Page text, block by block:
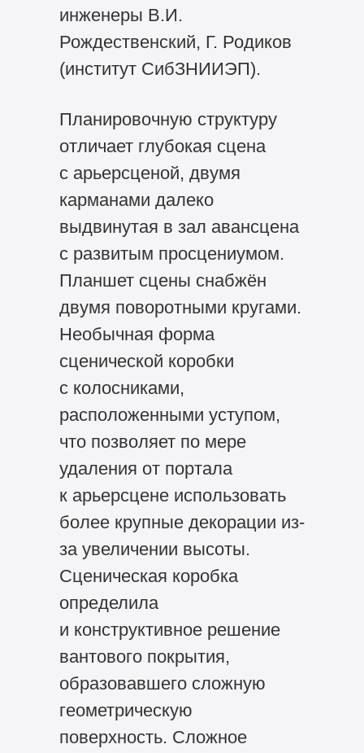
инженеры В.И.
Рождественский, Г. Родиков
(институт СибЗНИИЭП).
Планировочную структуру
отличает глубокая сцена
с арьерсценой, двумя
карманами далеко
выдвинутая в зал авансцена
с развитым просцениумом.
Планшет сцены снабжён
двумя поворотными кругами.
Необычная форма
сценической коробки
с колосниками,
расположенными уступом,
что позволяет по мере
удаления от портала
к арьерсцене использовать
более крупные декорации из-
за увеличении высоты.
Сценическая коробка
определила
и конструктивное решение
вантового покрытия,
образовавшего сложную
геометрическую
поверхность. Сложное